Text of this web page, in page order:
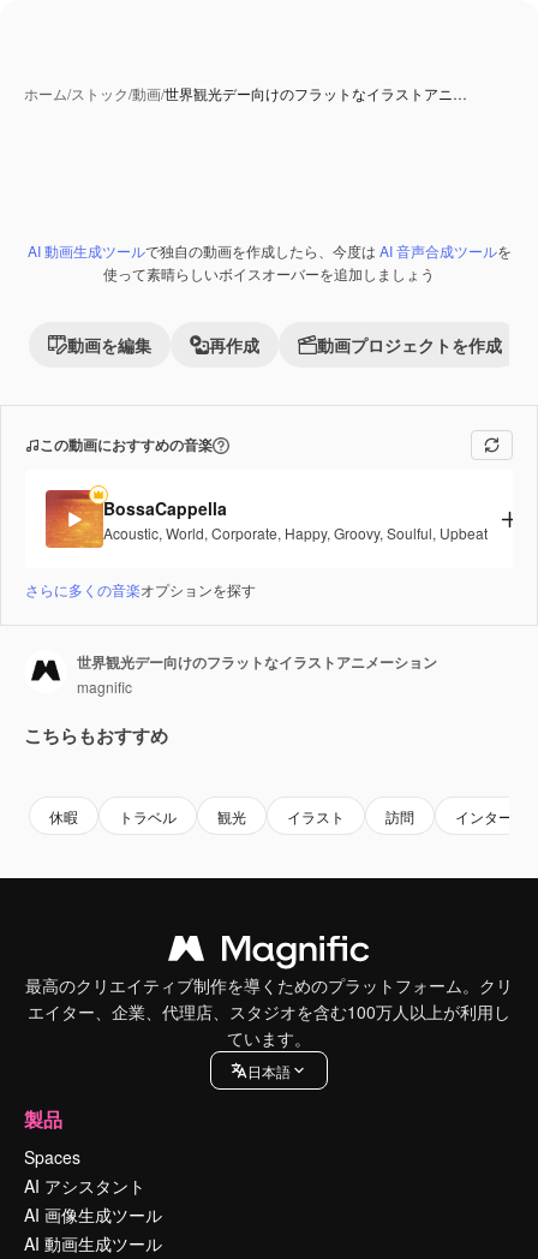
ホーム/ストック/動画/世界観光デー向けのフラットなイラストアニ…
AI 動画生成ツールで独自の動画を作成したら、今度は AI 音声合成ツールを
使って素晴らしいボイスオーバーを追加しましょう
動画を編集 再作成 動画プロジェクトを作成
この動画におすすめの音楽
BossaCappella
Acoustic, World, Corporate, Happy, Groovy, Soulful, Upbeat
さらに多くの音楽オプションを探す
世界観光デー向けのフラットなイラストアニメーション
magnific
こちらもおすすめ
休暇 トラベル 観光 イラスト 訪問 インターナ
最高のクリエイティブ制作を導くためのプラットフォーム。クリ
エイター、企業、代理店、スタジオを含む100万人以上が利用し
ています。
日本語
製品
Spaces
AI アシスタント
AI 画像生成ツール
AI 動画生成ツール